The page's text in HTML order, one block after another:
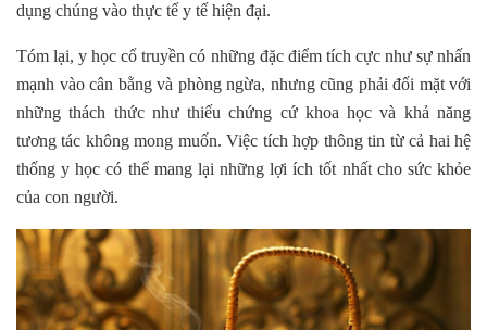
dụng chúng vào thực tế y tế hiện đại.
Tóm lại, y học cổ truyền có những đặc điểm tích cực như sự nhấn
mạnh vào cân bằng và phòng ngừa, nhưng cũng phải đối mặt với
những thách thức như thiếu chứng cứ khoa học và khả năng
tương tác không mong muốn. Việc tích hợp thông tin từ cả hai hệ
thống y học có thể mang lại những lợi ích tốt nhất cho sức khỏe
của con người.